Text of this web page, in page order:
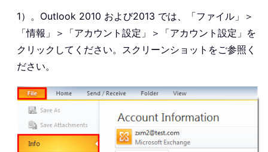
1）。Outlook 2010 および2013 では、「ファイル」＞
「情報」＞「アカウント設定」＞「アカウント設定」を
クリックしてください。スクリーンショットをご参照く
ださい。